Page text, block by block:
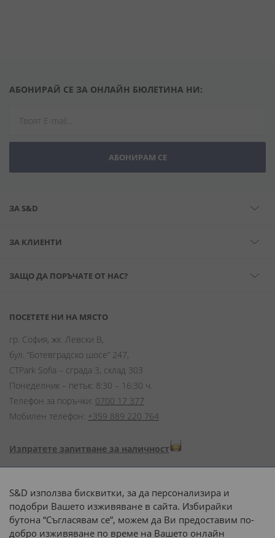
АБОНИРАЙ СЕ ЗА ОНЛАЙН БЮЛЕТИНА НИ:
АБОНИРАМ СЕ
ЗА S&D
ЗА КЛИЕНТИ
ЗАЩО ДА ПОРЪЧАТЕ ОТ НАС?
ПОСЕТЕТЕ НИ НА МЯСТО
гр. София, жк. Левски В,
бул. “Ботевградско шосе” 247,
CTPark Sofia – сграда 3, склад 303
Понеделник – петък: 8:30 – 16:30 ч.
Телефон за поръчки: 0700 17 377
Мобилен телефон: +359 889 220 764
Изпратете запитване за наличност
Начини на плащане:
S&D използва бисквитки, за да персонализира и
подобри Вашето изживяване в сайта. Избирайки
бутона “Съгласявам се”, можем да Ви предоставим по-
добро изживяване по време на Вашето онлайн